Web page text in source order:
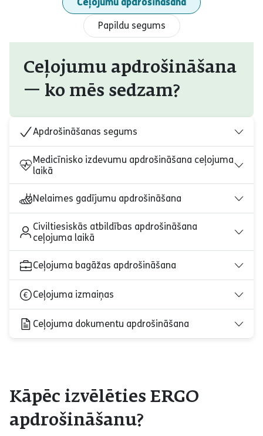
Papildu segums
Ceļojumu apdrošināšana
— ko mēs sedzam?
Apdrošināšanas segums
Medicīnisko izdevumu apdrošināšana ceļojuma
laikā
Nelaimes gadījumu apdrošināšana
Civiltiesiskās atbildības apdrošināšana
ceļojuma laikā
Ceļojuma bagāžas apdrošināšana
Ceļojuma izmaiņas
Ceļojuma dokumentu apdrošināšana
Kāpēc izvēlēties ERGO
apdrošināšanu?